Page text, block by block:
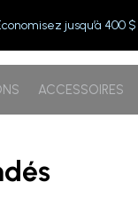
jusqu’à 400 $
ACCESSOIRES